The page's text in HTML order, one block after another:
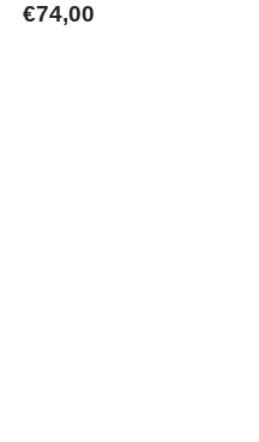
€74,00